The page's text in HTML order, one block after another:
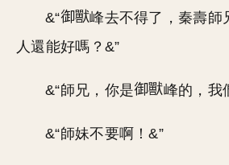
&“
峰去不得了，秦壽師
人還能好嗎？&”
&“師兄，你是 峰的，我
&“師妹不要啊！&”